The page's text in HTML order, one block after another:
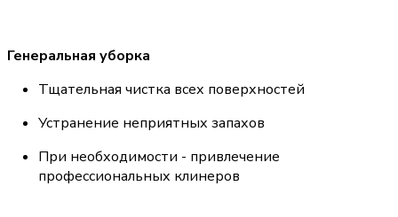
Генеральная уборка
Тщательная чистка всех поверхностей
Устранение неприятных запахов
При необходимости - привлечение
профессиональных клинеров